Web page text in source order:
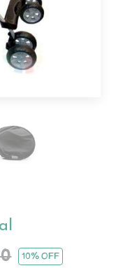
10% OFF